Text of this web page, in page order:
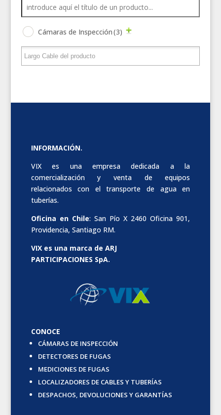
Cámaras de Inspección(3)
INFORMACIÓN.
VIX es una empresa dedicada a la
comercialización y venta de equipos
relacionados con el transporte de agua en
tuberías.
Oficina en Chile: San Pío X 2460 Oficina 901,
Providencia, Santiago RM.
VIX es una marca de ARJ
PARTICIPACIONES SpA.
CONOCE
CÁMARAS DE INSPECCIÓN
DETECTORES DE FUGAS
MEDICIONES DE FUGAS
LOCALIZADORES DE CABLES Y TUBERÍAS
DESPACHOS, DEVOLUCIONES Y GARANTÍAS